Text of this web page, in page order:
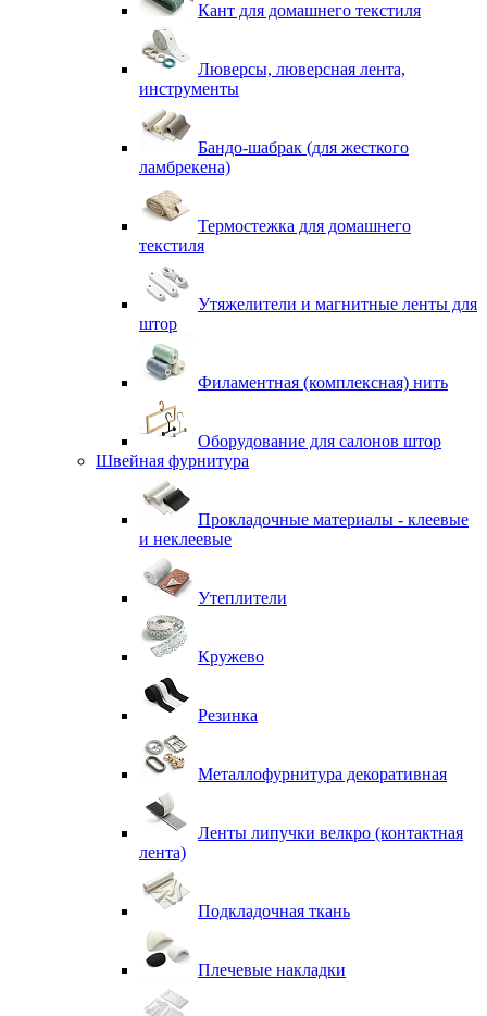
Кант для домашнего текстиля
Люверсы, люверсная лента,
инструменты
Бандо-шабрак (для жесткого
ламбрекена)
Термостежка для домашнего
текстиля
Утяжелители и магнитные ленты для
штор
Филаментная (комплексная) нить
Оборудование для салонов штор
Швейная фурнитура
Прокладочные материалы - клеевые
и неклеевые
Утеплители
Кружево
Резинка
Металлофурнитура декоративная
Ленты липучки велкро (контактная
лента)
Подкладочная ткань
Плечевые накладки